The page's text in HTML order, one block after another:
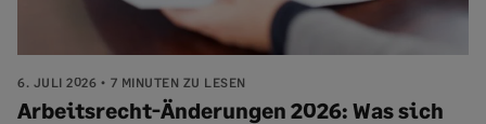
6. JULI 2026 7 MINUTEN ZU LESEN
Arbeitsrecht-Änderungen 2026: Was sich